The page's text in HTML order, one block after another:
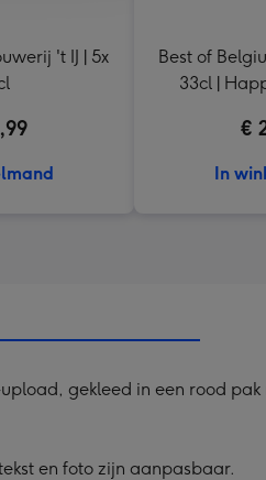
't IJ | 5x
Best of
33cl |
€
In
gekleed in een rood
en foto zijn aanpasbaar.